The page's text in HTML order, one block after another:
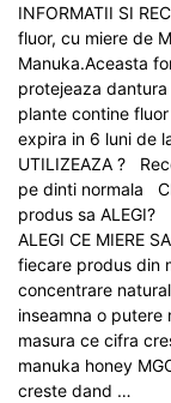
INFORMATII SI
fluor, cu miere de
Manuka.Aceasta
protejeaza
plante contine
expira in 6 luni de
UTILIZEAZA ?
pe dinti normala
produs sa
ALEGI CE MIERE
fiecare produs din
concentrare
inseamna o putere
masura ce cifra
manuka honey
creste dand …